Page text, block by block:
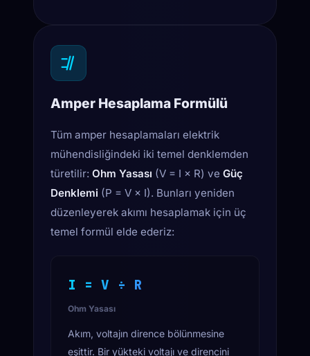
Amper Hesaplama Formülü
Tüm amper hesaplamaları elektrik
mühendisliğindeki iki temel denklemden
türetilir: Ohm Yasası (V = I × R) ve Güç
Denklemi (P = V × I). Bunları yeniden
düzenleyerek akımı hesaplamak için üç
temel formül elde ederiz:
I = V ÷ R
Ohm Yasası
Akım, voltajın dirence bölünmesine
eşittir. Bir yükteki voltajı ve direncini